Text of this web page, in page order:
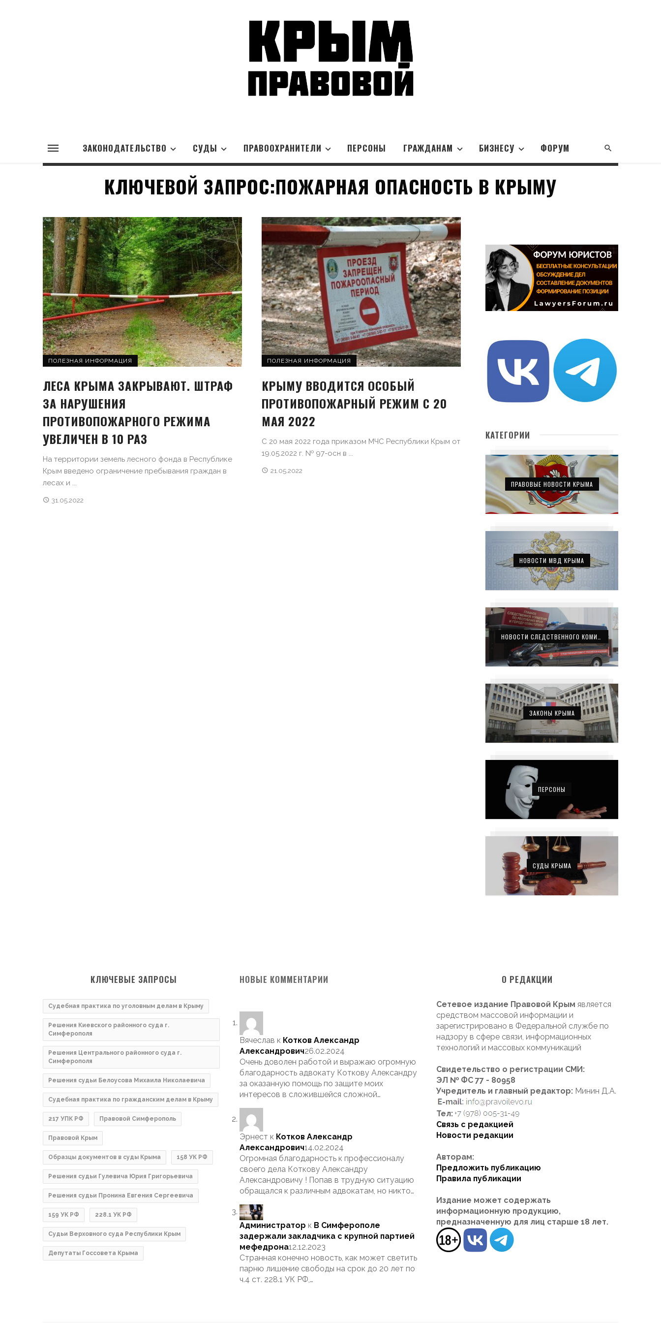
ЗАКОНОДАТЕЛЬСТВО СУДЫ ПРАВООХРАНИТЕЛИ ПЕРСОНЫ ГРАЖДАНАМ БИЗНЕСУ ФОРУМ
КЛЮЧЕВОЙ ЗАПРОС:ПОЖАРНАЯ ОПАСНОСТЬ В КРЫМУ
ПОЛЕЗНАЯ ИНФОРМАЦИЯ
ЛЕСА КРЫМА ЗАКРЫВАЮТ. ШТРАФ
ЗА НАРУШЕНИЯ
ПРОТИВОПОЖАРНОГО РЕЖИМА
УВЕЛИЧЕН В 10 РАЗ
На территории земель лесного фонда в Республике
Крым введено ограничение пребывания граждан в
лесах и ...
31.05.2022
ПОЛЕЗНАЯ ИНФОРМАЦИЯ
КРЫМУ ВВОДИТСЯ ОСОБЫЙ
ПРОТИВОПОЖАРНЫЙ РЕЖИМ С 20
МАЯ 2022
С 20 мая 2022 года приказом МЧС Республики Крым от
19.05.2022 г. № 97-осн в ...
21.05.2022
КАТЕГОРИИ
ПРАВОВЫЕ НОВОСТИ КРЫМА
НОВОСТИ МВД КРЫМА
ЗАКОНЫ КРЫМА
ПЕРСОНЫ
СУДЫ КРЫМА
КЛЮЧЕВЫЕ ЗАПРОСЫ
Судебная практика по уголовным делам в Крыму
Решения Киевского районного суда г.
Симферополя
Решения Центрального районного суда г.
Симферополя
Решения судьи Белоусова Михаила Николаевича
Судебная практика по гражданским делам в Крыму
217 УПК РФ Правовой Симферополь
Правовой Крым
Образцы документов в суды Крыма 158 УК РФ
Решения судьи Гулевича Юрия Григорьевича
Решения судьи Пронина Евгения Сергеевича
159 УК РФ 228.1 УК РФ
Судьи Верховного суда Республики Крым
Депутаты Госсовета Крыма
НОВЫЕ КОММЕНТАРИИ
Вячеслав к Котков Александр
Александрович26.02.2024
Очень доволен работой и выражаю огромную
благодарность адвокату Коткову Александру
за оказанную помощь по защите моих
интересов в сложившейся сложной…
Эрнест к Котков Александр
Александрович14.02.2024
Огромная благодарность к профессионалу
своего дела Коткову Александру
Александровичу ! Попав в трудную ситуацию
обращался к различным адвокатам, но никто…
Администратор к В Симферополе
задержали закладчика с крупной партией
мефедрона12.12.2023
Странная конечно новость, как может светить
парню лишение свободы на срок до 20 лет по
ч.4 ст. 228.1 УК РФ,…
О РЕДАКЦИИ
Сетевое издание Правовой Крым является
средством массовой информации и
зарегистрировано в Федеральной службе по
надзору в сфере связи, информационных
технологий и массовых коммуникаций
Свидетельство о регистрации СМИ:
ЭЛ № ФС 77 - 80958
Учредитель и главный редактор: Минин Д.А.
Тел:
Связь с редакцией
Новости редакции
Авторам:
Предложить публикацию
Правила публикации
Издание может содержать
информационную продукцию,
предназначенную для лиц старше 18 лет.